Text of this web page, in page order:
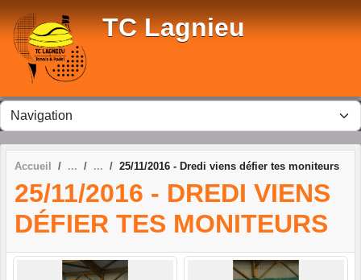
TC Lagnieu
Accueil 25/11/2016 - Dredi viens défier tes moniteurs
25/11/2016 - DREDI VIENS
DÉFIER TES MONITEURS